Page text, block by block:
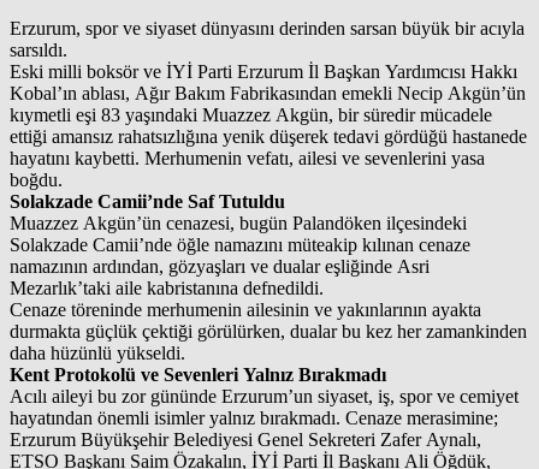
Erzurum, spor ve siyaset dünyasını derinden sarsan büyük bir acıyla
sarsıldı.
Eski milli boksör ve İYİ Parti Erzurum İl Başkan Yardımcısı Hakkı
Kobal’ın ablası, Ağır Bakım Fabrikasından emekli Necip Akgün’ün
kıymetli eşi 83 yaşındaki Muazzez Akgün, bir süredir mücadele
ettiği amansız rahatsızlığına yenik düşerek tedavi gördüğü hastanede
hayatını kaybetti. Merhumenin vefatı, ailesi ve sevenlerini yasa
boğdu.
Solakzade Camii’nde Saf Tutuldu
Muazzez Akgün’ün cenazesi, bugün Palandöken ilçesindeki
Solakzade Camii’nde öğle namazını müteakip kılınan cenaze
namazının ardından, gözyaşları ve dualar eşliğinde Asri
Mezarlık’taki aile kabristanına defnedildi.
Cenaze töreninde merhumenin ailesinin ve yakınlarının ayakta
durmakta güçlük çektiği görülürken, dualar bu kez her zamankinden
daha hüzünlü yükseldi.
Kent Protokolü ve Sevenleri Yalnız Bırakmadı
Acılı aileyi bu zor gününde Erzurum’un siyaset, iş, spor ve cemiyet
hayatından önemli isimler yalnız bırakmadı. Cenaze merasimine;
Erzurum Büyükşehir Belediyesi Genel Sekreteri Zafer Aynalı,
ETSO Başkanı Saim Özakalın, İYİ Parti İl Başkanı Ali Öğdük,